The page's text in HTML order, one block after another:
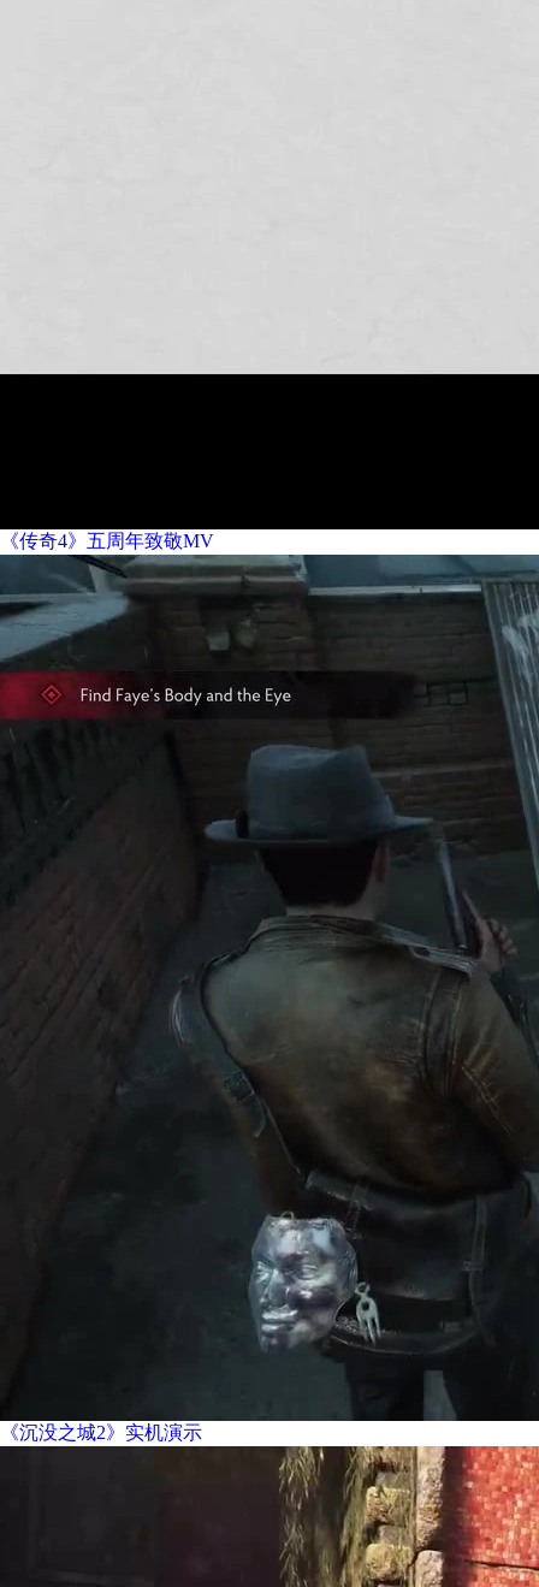
《传奇4》五周年致敬MV
《沉没之城2》实机演示